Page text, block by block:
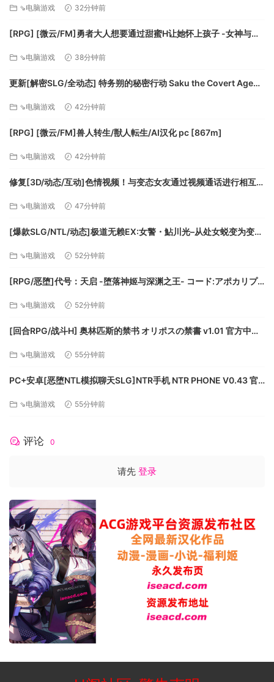
您的居民最初是卑微的农民，但随着您投掷骰子发展出精明的
并通过新政策来保持各个骰子阶级幸福快乐，就有可能改变游
戏走向。
来解锁独特的骰子能力。创造终极骰子，让您在各种不同的游
掷骰、牺牲、再重复。解锁全部 6 位统治者并寻找哪一个最符
能力。《骰子遗产》的每一次游玩过程都是独一无二的，能为
探索神秘文明并揭开环形世界的秘密。对抗异己者并保卫聚
落。查出他们的身份与来到这片未知大陆的方式，以及他们城
世界
《骰子遗产》神秘的环形世界完美融合了中世纪与蒸汽朋克风
大陆的海岸，建立聚落开始发展，同时探索荒野。
悉。异己者宣誓信奉一尊古老神明，其神力据说能改变命运的
面对真相？
⇘电脑游戏 32分钟前
[RPG] [微云/FM]勇者大人想要通过甜蜜H让她怀上孩子 -女神与淫
⇘电脑游戏 38分钟前
更新[解密SLG/全动态] 特务朔的秘密行动 Saku the Covert Agent
⇘电脑游戏 42分钟前
[RPG] [微云/FM]兽人转生/獣人転生/AI汉化 pc [867m]
⇘电脑游戏 42分钟前
修复[3D/动态/互动]色情视频！与变态女友通过视频通话进行相互自
⇘电脑游戏 47分钟前
[爆款SLG/NTL/动态]极道无赖EX:女警・鮎川光–从处女蜕变为变态
⇘电脑游戏 52分钟前
[RPG/恶堕]代号：天启 -堕落神姬与深渊之王- コード:アポカリプ
⇘电脑游戏 52分钟前
[回合RPG/战斗H] 奥林匹斯的禁书 オリポスの禁書 v1.01 官方中文
⇘电脑游戏 55分钟前
PC+安卓[恶堕NTL模拟聊天SLG]NTR手机 NTR PHONE V0.43 官
⇘电脑游戏 55分钟前
评论 0
请先 登录